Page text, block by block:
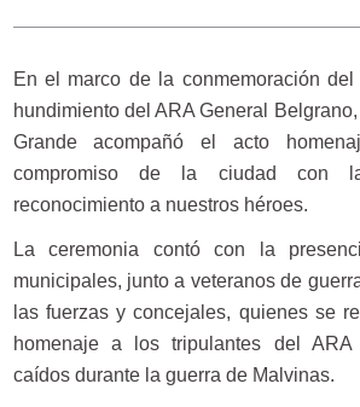
En el marco de la conmemoración del
hundimiento del ARA General
Grande acompañó el acto
compromiso de la ciudad con
reconocimiento a nuestros héroes.
La ceremonia contó con la
municipales, junto a veteranos de
las fuerzas y concejales, quienes se
homenaje a los tripulantes del ARA
caídos durante la guerra de Malvinas.